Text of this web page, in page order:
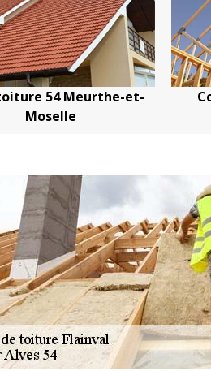
Couvreur charpentier 54
Meurthe-et-Moselle